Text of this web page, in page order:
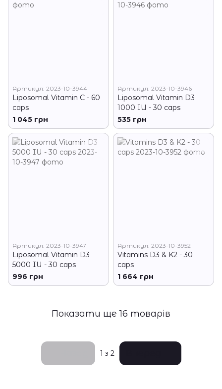
Артикул: 2023-10-3944
Liposomal Vitamin C - 60
caps
1 045 грн
Артикул: 2023-10-3946
Liposomal Vitamin D3
1000 IU - 30 caps
535 грн
Артикул: 2023-10-3947
Liposomal Vitamin D3
5000 IU - 30 caps
996 грн
Артикул: 2023-10-3952
Vitamins D3 & K2 - 30
caps
1 664 грн
Показати ще 16 товарів
1 з 2